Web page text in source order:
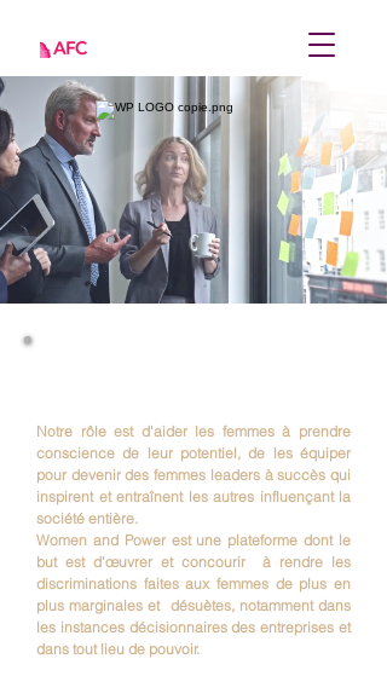
Notre rôle est d'aider les femmes à prendre
conscience de leur potentiel, de les équiper
pour devenir des femmes leaders à succès qui
inspirent et entraînent les autres influençant la
société entière.
Women and Power est une plateforme dont le
but est d'œuvrer et concourir à rendre les
discriminations faites aux femmes de plus en
plus marginales et désuètes, notamment dans
les instances décisionnaires des entreprises et
dans tout lieu de pouvoir.